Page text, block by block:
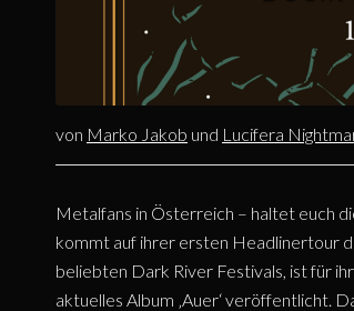
von Marko Jakob und Lucifera
Metalfans in Österreich – haltet euch
kommt auf ihrer ersten Headlinertour
beliebten Dark River Festivals, ist für
aktuelles Album ‚Auer‘ veröffentlicht.